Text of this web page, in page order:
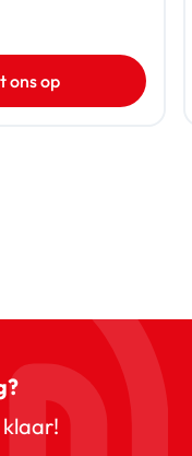
ons op